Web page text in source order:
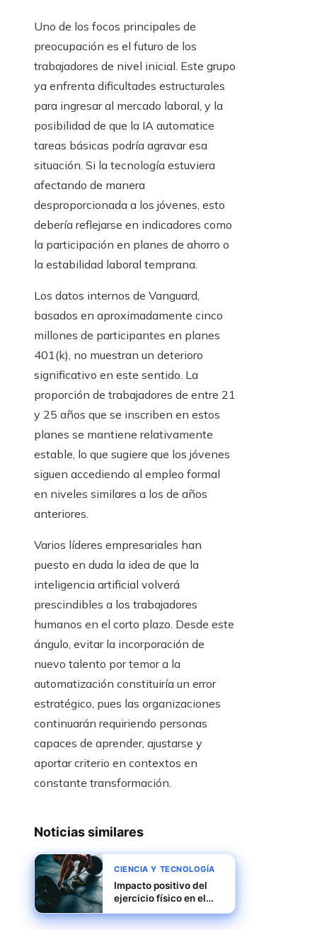
Uno de los focos principales de
preocupación es el futuro de los
trabajadores de nivel inicial. Este grupo
ya enfrenta dificultades estructurales
para ingresar al mercado laboral, y la
posibilidad de que la IA automatice
tareas básicas podría agravar esa
situación. Si la tecnología estuviera
afectando de manera
desproporcionada a los jóvenes, esto
debería reflejarse en indicadores como
la participación en planes de ahorro o
la estabilidad laboral temprana.
Los datos internos de Vanguard,
basados en aproximadamente cinco
millones de participantes en planes
401(k), no muestran un deterioro
significativo en este sentido. La
proporción de trabajadores de entre 21
y 25 años que se inscriben en estos
planes se mantiene relativamente
estable, lo que sugiere que los jóvenes
siguen accediendo al empleo formal
en niveles similares a los de años
anteriores.
Varios líderes empresariales han
puesto en duda la idea de que la
inteligencia artificial volverá
prescindibles a los trabajadores
humanos en el corto plazo. Desde este
ángulo, evitar la incorporación de
nuevo talento por temor a la
automatización constituiría un error
estratégico, pues las organizaciones
continuarán requiriendo personas
capaces de aprender, ajustarse y
aportar criterio en contextos en
constante transformación.
Noticias similares
CIENCIA Y TECNOLOGÍA
Impacto positivo del
ejercicio físico en el
sistema cardiovascular